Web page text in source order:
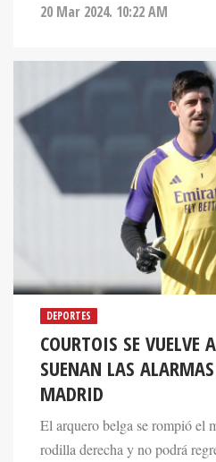
20 Mar 2024. 10:22 AM
DEPORTES
COURTOIS SE VUELVE
SUENAN LAS
MADRID
El arquero belga se rompió el
rodilla derecha y no podrá